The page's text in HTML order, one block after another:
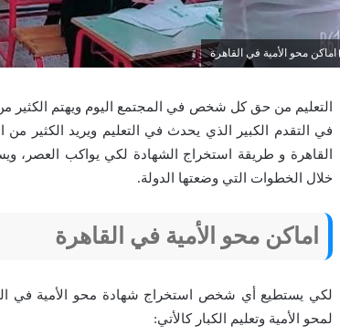
اماكن محو الأمية في القاهرة
التعليم من حق كل شخص في المجتمع اليوم ويهتم
في التقدم الكبير الذي يحدث في التعليم ويريد الكثير
القاهرة و طريقة استخراج الشهادة لكي يواكب
خلال الخطوات التي وضعتها الدولة.
اماكن محو الأمية في القاهرة
لكي يستطيع أي شخص استخراج شهادة محو الأمية في
لمحو الأمية وتعليم الكبار كالأتي: